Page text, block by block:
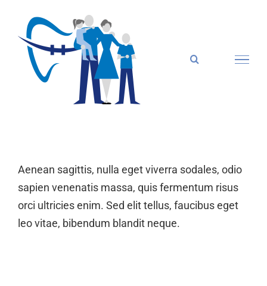
springen
Aenean sagittis, nulla eget viverra sodales, odio
sapien venenatis massa, quis fermentum risus
orci ultricies enim. Sed elit tellus, faucibus eget
leo vitae, bibendum blandit neque.